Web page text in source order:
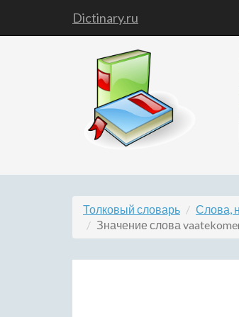
Dictinary.ru
Толковый словарь Слова,
Значение слова